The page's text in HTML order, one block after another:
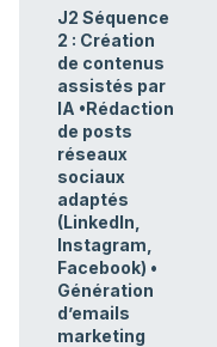
J2 Séquence
2 : Création
de contenus
assistés par
IA •Rédaction
de posts
réseaux
sociaux
adaptés
(LinkedIn,
Instagram,
Facebook) •
Génération
d’emails
marketing